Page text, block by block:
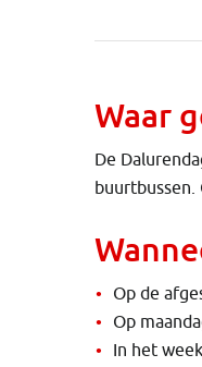
Waar
De
buurtbussen.
Op de
Op
In het